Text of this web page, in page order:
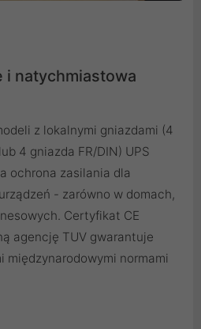
i natychmiastowa
z lokalnymi gniazdami (4
4 gniazda FR/DIN) UPS
ochrona zasilania dla
- zarówno w domach,
Certyfikat CE
agencję TUV gwarantuje
międzynarodowymi normami